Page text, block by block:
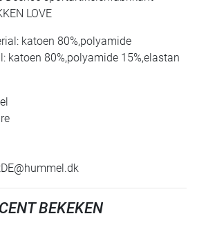
LOVE
katoen 80%,polyamide
katoen 80%,polyamide 15%,elastan
BEKEKEN